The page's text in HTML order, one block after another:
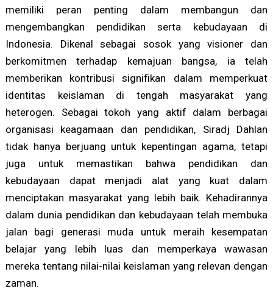
memiliki peran penting dalam membangun dan
mengembangkan pendidikan serta kebudayaan di
Indonesia. Dikenal sebagai sosok yang visioner dan
berkomitmen terhadap kemajuan bangsa, ia telah
memberikan kontribusi signifikan dalam memperkuat
identitas keislaman di tengah masyarakat yang
heterogen. Sebagai tokoh yang aktif dalam berbagai
organisasi keagamaan dan pendidikan, Siradj Dahlan
tidak hanya berjuang untuk kepentingan agama, tetapi
juga untuk memastikan bahwa pendidikan dan
kebudayaan dapat menjadi alat yang kuat dalam
menciptakan masyarakat yang lebih baik. Kehadirannya
dalam dunia pendidikan dan kebudayaan telah membuka
jalan bagi generasi muda untuk meraih kesempatan
belajar yang lebih luas dan memperkaya wawasan
mereka tentang nilai-nilai keislaman yang relevan dengan
zaman.